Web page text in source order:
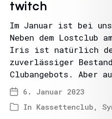
twitch
Im Januar ist bei
Neben dem Lostclub
Iris ist natürlich
zuverlässiger
Clubangebots. Aber
6. Januar 2023
In Kassettenclub ,